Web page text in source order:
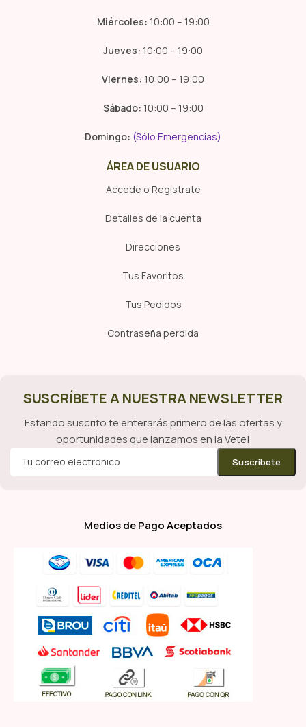
Miércoles: 10:00 – 19:00
Jueves: 10:00 – 19:00
Viernes: 10:00 – 19:00
Sábado: 10:00 – 19:00
Domingo: (Sólo Emergencias)
ÁREA DE USUARIO
Accede o Regístrate
Detalles de la cuenta
Direcciones
Tus Favoritos
Tus Pedidos
Contraseña perdida
SUSCRÍBETE A NUESTRA NEWSLETTER
Estando suscrito te enterarás primero de las ofertas y
oportunidades que lanzamos en la Vete!
Medios de Pago Aceptados